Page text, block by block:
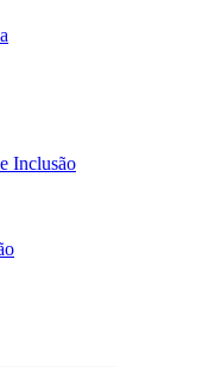
Inclusão